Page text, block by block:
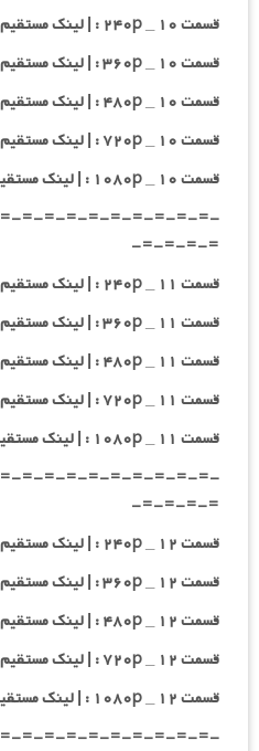
قسمت ۱۰ _ ۲۴۰p : | لینک مستقیم |
قسمت ۱۰ _ ۳۶۰p : | لینک مستقیم |
قسمت ۱۰ _ ۴۸۰p : | لینک مستقیم |
قسمت ۱۰ _ ۷۲۰p : | لینک مستقیم |
قسمت ۱۰ _ ۱۰۸۰p : | لینک مستقیم |
=-=-=-=-=-=-=-=-=-
=-=-=-=-
قسمت ۱۱ _ ۲۴۰p : | لینک مستقیم |
قسمت ۱۱ _ ۳۶۰p : | لینک مستقیم |
قسمت ۱۱ _ ۴۸۰p : | لینک مستقیم |
قسمت ۱۱ _ ۷۲۰p : | لینک مستقیم |
قسمت ۱۱ _ ۱۰۸۰p : | لینک مستقیم |
=-=-=-=-=-=-=-=-=-
=-=-=-=-
قسمت ۱۲ _ ۲۴۰p : | لینک مستقیم |
قسمت ۱۲ _ ۳۶۰p : | لینک مستقیم |
قسمت ۱۲ _ ۴۸۰p : | لینک مستقیم |
قسمت ۱۲ _ ۷۲۰p : | لینک مستقیم |
قسمت ۱۲ _ ۱۰۸۰p : | لینک مستقیم |
=-=-=-=-=-=-=-=-=-